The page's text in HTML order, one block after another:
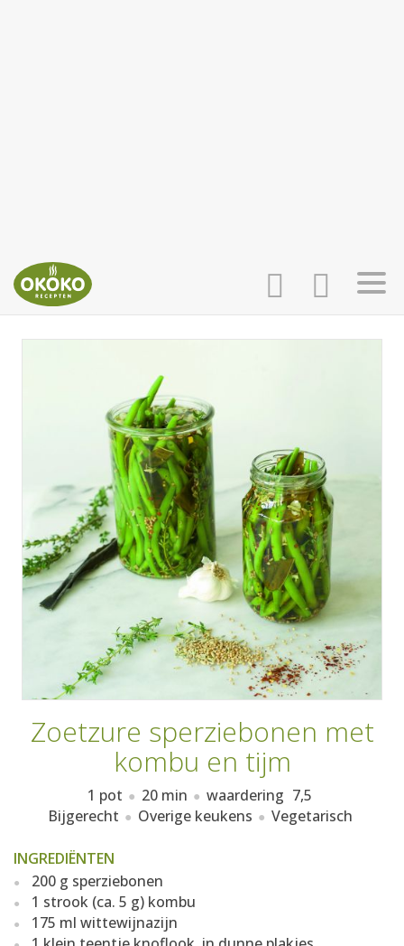
RECEPTEN
WEEKMENU'S
KOOKBOEKEN
Zoetzure sperziebonen met
kombu en tijm
1 pot 20 min waardering 7,5
Bijgerecht
Overige keukens Vegetarisch
INGREDIËNTEN
200 g sperziebonen
1 strook (ca. 5 g) kombu
175 ml wittewijnazijn